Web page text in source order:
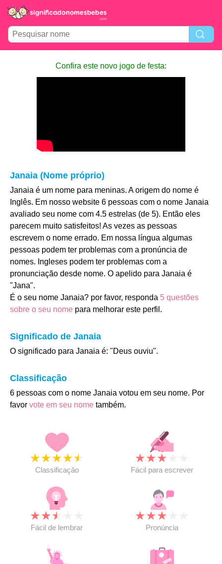
Confira este novo jogo de festa:
Janaia (Nome próprio)
Janaia é um nome para meninas. A origem do nome é
Inglês. Em nosso website 6 pessoas com o nome Janaia
avaliado seu nome com 4.5 estrelas (de 5). Então eles
parecem muito satisfeitos! As vezes as pessoas
escrevem o nome errado. Em nossa língua algumas
pessoas podem ter problemas com a pronúncia de
nomes. Ingleses podem ter problemas com a
pronunciação desde nome. O apelido para Janaia é
"Jana".
É o seu nome Janaia? por favor, responda 5 questões
sobre o seu nome para melhorar este perfil.
Significado de Janaia
O significado para Janaia é: "Deus ouviu".
Classificação
6 pessoas com o nome Janaia votou em seu nome. Por
favor vote em seu nome também.
★★★★★
Classificação
★★★
Fácil para escrever
★★★
Fácil de lembrar
★★★
Pronúncia